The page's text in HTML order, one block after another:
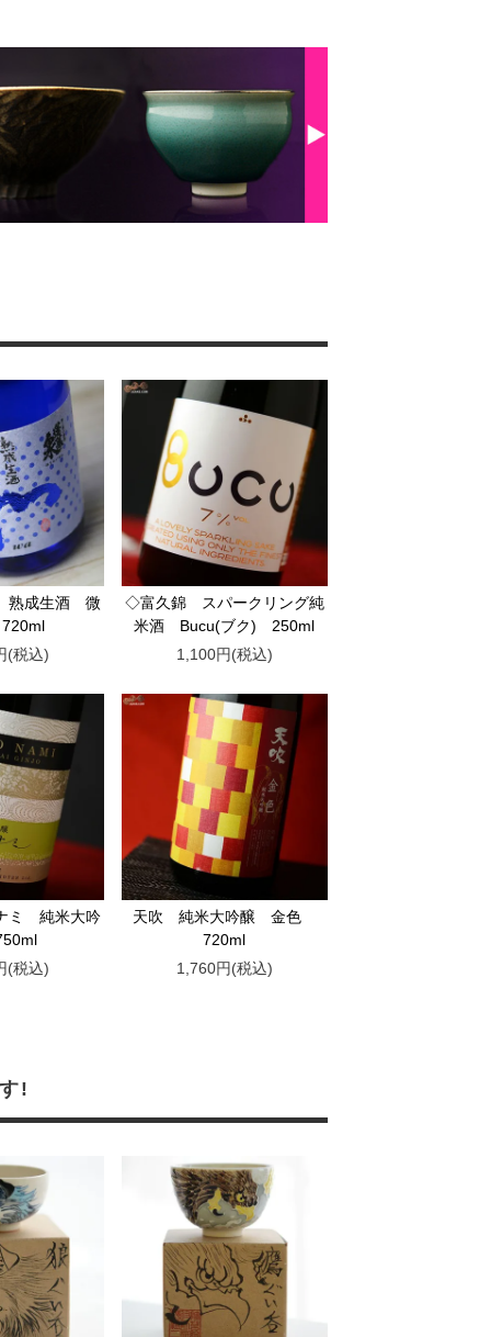
成生酒 微
(税込)
◇富久錦 スパークリング純
米酒 Bucu(ブク) 250ml
1,100円(税込)
ミ 純米大吟
(税込)
天吹 純米大吟醸 金色
720ml
1,760円(税込)
!